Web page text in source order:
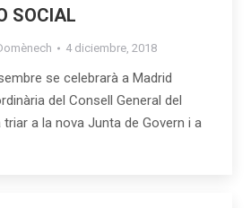
SOCIAL
4 diciembre, 2018
se celebrarà a Madrid
del Consell General del
triar a la nova Junta de Govern i a